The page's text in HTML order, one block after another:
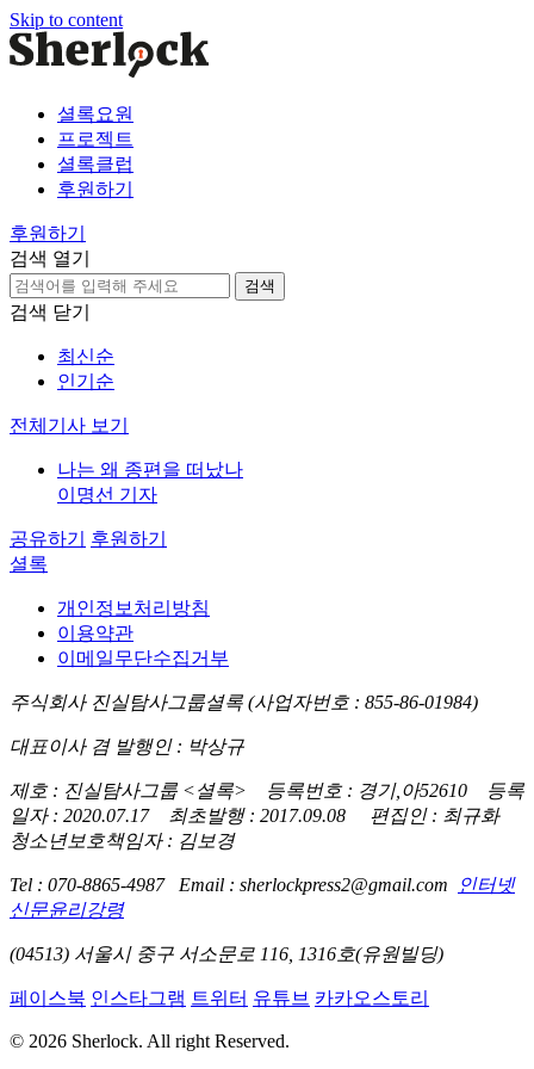
Skip to content
셜록요원
프로젝트
셜록클럽
후원하기
후원하기
검색 열기
검
색:
검색 닫기
최신순
인기순
전체기사 보기
나는 왜 종편을 떠났나
이명선 기자
공유하기
후원하기
셜록
개인정보처리방침
이용약관
이메일무단수집거부
주식회사 진실탐사그룹셜록 (사업자번호 : 855-86-01984)
대표이사 겸 발행인 : 박상규
제호 : 진실탐사그룹 <셜록> 등록번호 : 경기,아52610 등록
일자 : 2020.07.17 최초발행 : 2017.09.08 편집인 : 최규화
청소년보호책임자 : 김보경
Tel : 070-8865-4987 Email : sherlockpress2@gmail.com
인터넷
신문윤리강령
(04513) 서울시 중구 서소문로 116, 1316호(유원빌딩)
페이스북 인스타그램 트위터 유튜브 카카오스토리
© 2026 Sherlock. All right Reserved.